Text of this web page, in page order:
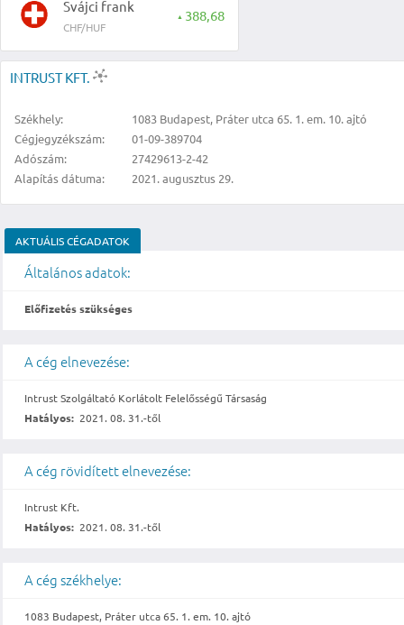
Svájci frank
CHF/HUF
▲ 388,68
INTRUST KFT.
Székhely:
1083 Budapest, Práter utca 65. 1. em. 10. ajtó
Cégjegyzékszám:
01-09-389704
Adószám:
27429613-2-42
Alapítás dátuma:
2021. augusztus 29.
AKTUÁLIS CÉGADATOK
Általános adatok:
Előfizetés szükséges
A cég elnevezése:
Intrust Szolgáltató Korlátolt Felelősségű Társaság
Hatályos: 2021. 08. 31.-től
A cég rövidített elnevezése:
Intrust Kft.
Hatályos: 2021. 08. 31.-től
A cég székhelye:
1083 Budapest, Práter utca 65. 1. em. 10. ajtó